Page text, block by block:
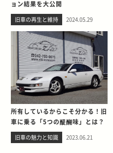
ョン結果を大公開
旧車の再生と維持 2024.05.29
所有しているからこそ分かる！旧
車に乗る「5つの醍醐味」とは？
旧車の魅力と知識 2023.06.21